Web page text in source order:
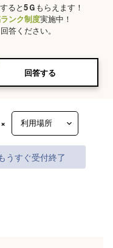
ると5Ｇ もらえます！
ンク制度実施中！
答ください。
回答する
×
うすぐ受付終了